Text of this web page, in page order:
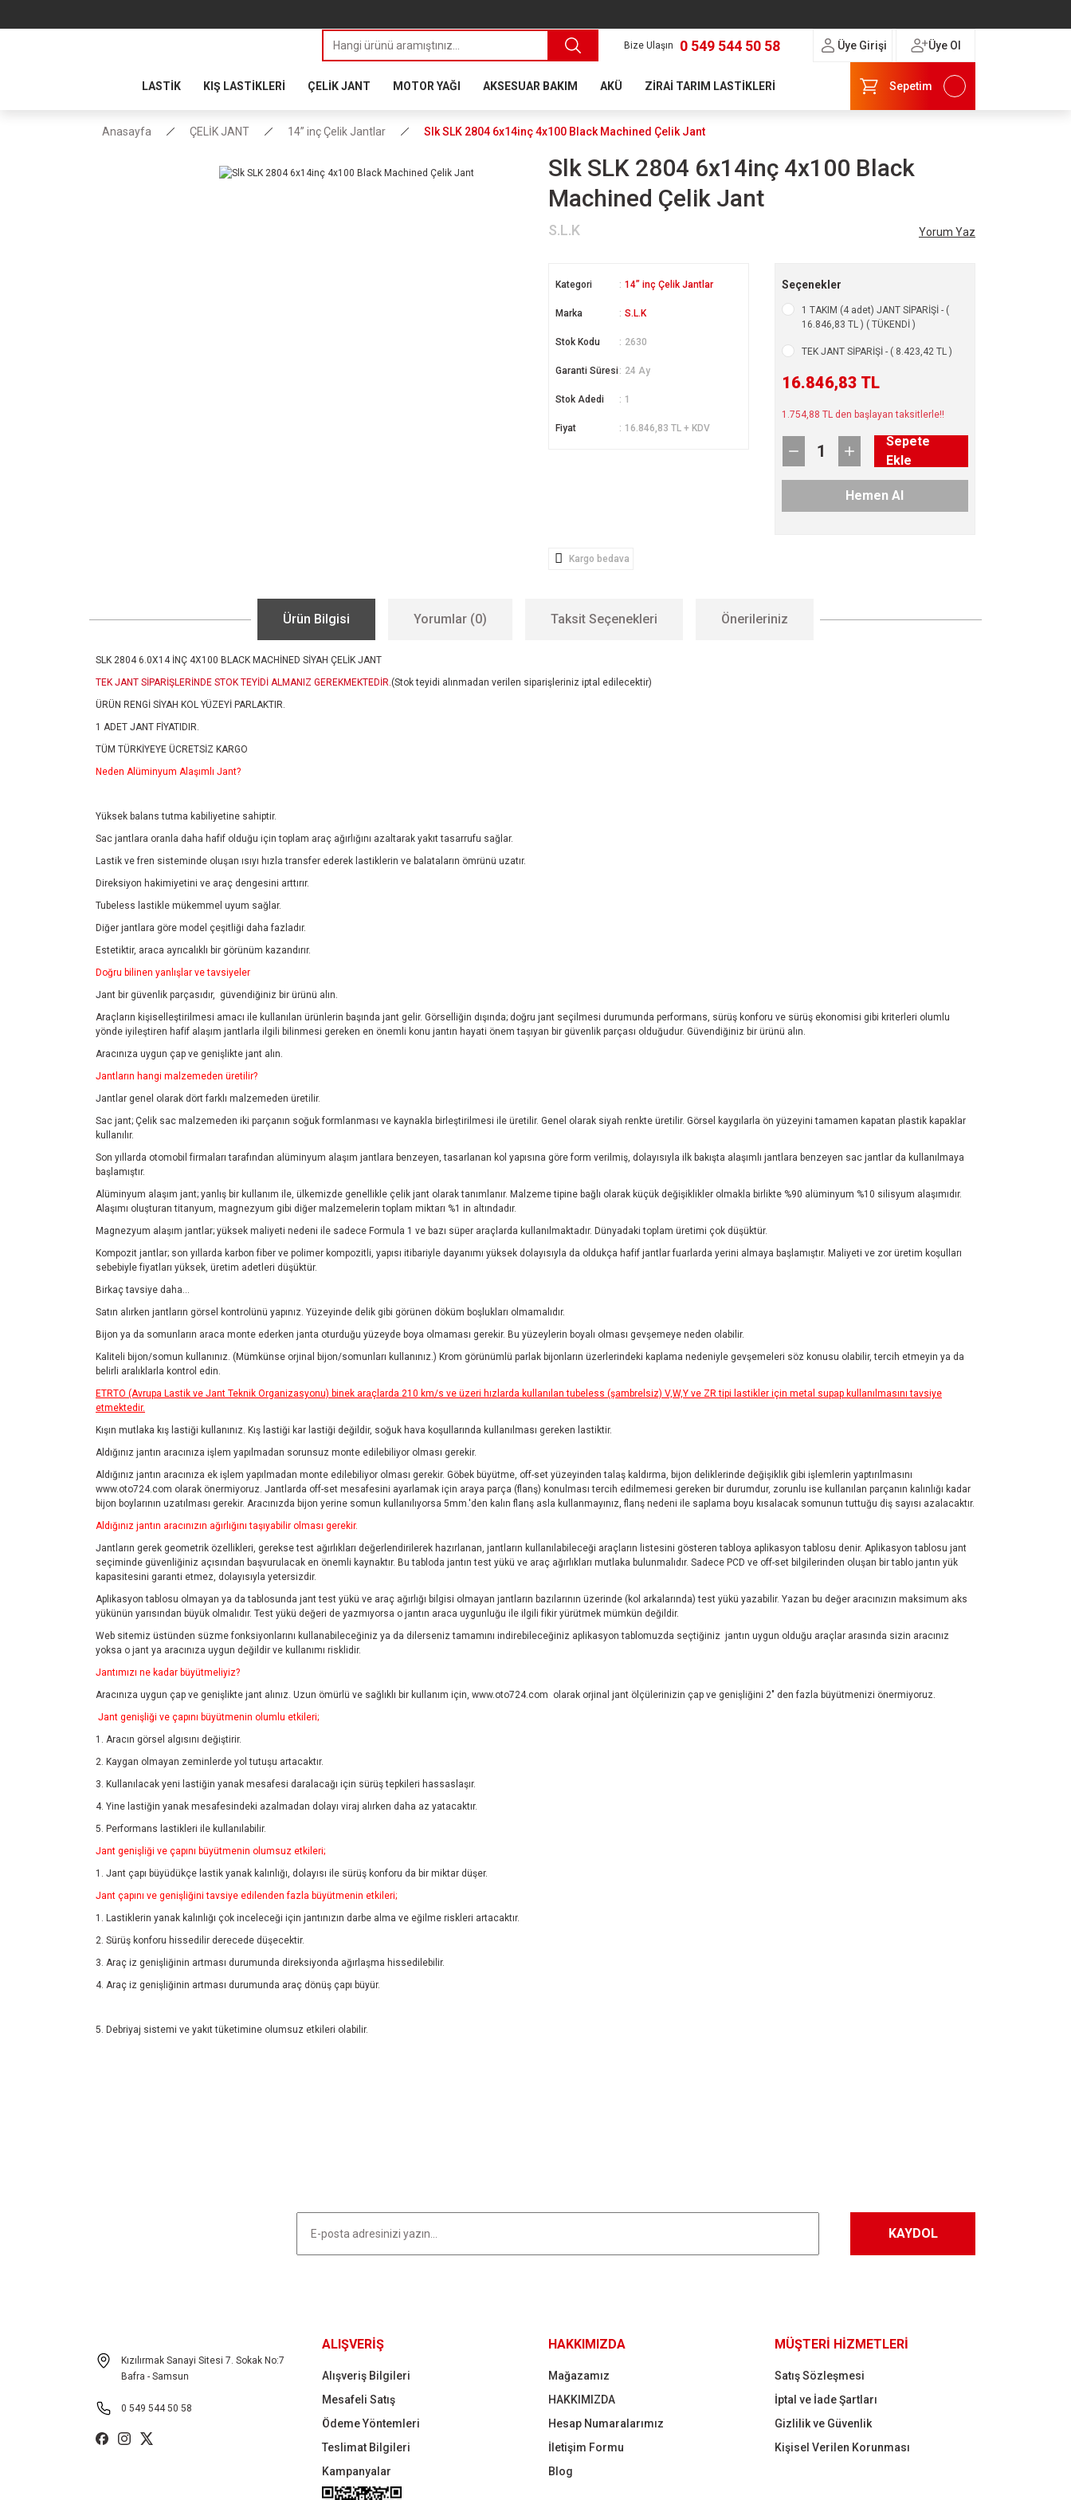
Bize Ulaşın 0 549 544 50 58 Üye Girişi Üye Ol
LASTİK KIŞ LASTİKLERİ ÇELİK JANT MOTOR YAĞI AKSESUAR BAKIM AKÜ ZİRAİ TARIM LASTİKLERİ Sepetim
Anasayfa ÇELİK JANT 14” inç Çelik Jantlar Slk SLK 2804 6x14inç 4x100 Black Machined Çelik Jant
Slk SLK 2804 6x14inç 4x100 Black
Machined Çelik Jant
S.L.K Yorum Yaz
Kategori 14” inç Çelik Jantlar
Marka S.L.K
Stok Kodu 2630
Garanti Süresi 24 Ay
Stok Adedi 1
Fiyat 16.846,83 TL + KDV
Seçenekler
1 TAKIM (4 adet) JANT SİPARİŞİ - (
16.846,83 TL ) ( TÜKENDİ )
TEK JANT SİPARİŞİ - ( 8.423,42 TL )
16.846,83 TL
1.754,88 TL den başlayan taksitlerle!!
Sepete
Ekle
Hemen Al
Kargo bedava
Ürün Bilgisi Yorumlar (0) Taksit Seçenekleri Önerileriniz
SLK 2804 6.0X14 İNÇ 4X100 BLACK MACHİNED SİYAH ÇELİK JANT
TEK JANT SİPARİŞLERİNDE STOK TEYİDİ ALMANIZ GEREKMEKTEDİR.(Stok teyidi alınmadan verilen siparişleriniz iptal edilecektir)
ÜRÜN RENGİ SİYAH KOL YÜZEYİ PARLAKTIR.
1 ADET JANT FİYATIDIR.
TÜM TÜRKİYEYE ÜCRETSİZ KARGO
Neden Alüminyum Alaşımlı Jant?
Yüksek balans tutma kabiliyetine sahiptir.
Sac jantlara oranla daha hafif olduğu için toplam araç ağırlığını azaltarak yakıt tasarrufu sağlar.
Lastik ve fren sisteminde oluşan ısıyı hızla transfer ederek lastiklerin ve balataların ömrünü uzatır.
Direksiyon hakimiyetini ve araç dengesini arttırır.
Tubeless lastikle mükemmel uyum sağlar.
Diğer jantlara göre model çeşitliği daha fazladır.
Estetiktir, araca ayrıcalıklı bir görünüm kazandırır.
Doğru bilinen yanlışlar ve tavsiyeler
Jant bir güvenlik parçasıdır, güvendiğiniz bir ürünü alın.
Araçların kişiselleştirilmesi amacı ile kullanılan ürünlerin başında jant gelir. Görselliğin dışında; doğru jant seçilmesi durumunda performans, sürüş konforu ve sürüş ekonomisi gibi kriterleri olumlu
yönde iyileştiren hafif alaşım jantlarla ilgili bilinmesi gereken en önemli konu jantın hayati önem taşıyan bir güvenlik parçası olduğudur. Güvendiğiniz bir ürünü alın.
Aracınıza uygun çap ve genişlikte jant alın.
Jantların hangi malzemeden üretilir?
Jantlar genel olarak dört farklı malzemeden üretilir.
Sac jant; Çelik sac malzemeden iki parçanın soğuk formlanması ve kaynakla birleştirilmesi ile üretilir. Genel olarak siyah renkte üretilir. Görsel kaygılarla ön yüzeyini tamamen kapatan plastik kapaklar
kullanılır.
Son yıllarda otomobil firmaları tarafından alüminyum alaşım jantlara benzeyen, tasarlanan kol yapısına göre form verilmiş, dolayısıyla ilk bakışta alaşımlı jantlara benzeyen sac jantlar da kullanılmaya
başlamıştır.
Alüminyum alaşım jant; yanlış bir kullanım ile, ülkemizde genellikle çelik jant olarak tanımlanır. Malzeme tipine bağlı olarak küçük değişiklikler olmakla birlikte %90 alüminyum %10 silisyum alaşımıdır.
Alaşımı oluşturan titanyum, magnezyum gibi diğer malzemelerin toplam miktarı %1 in altındadır.
Magnezyum alaşım jantlar; yüksek maliyeti nedeni ile sadece Formula 1 ve bazı süper araçlarda kullanılmaktadır. Dünyadaki toplam üretimi çok düşüktür.
Kompozit jantlar; son yıllarda karbon fiber ve polimer kompozitli, yapısı itibariyle dayanımı yüksek dolayısıyla da oldukça hafif jantlar fuarlarda yerini almaya başlamıştır. Maliyeti ve zor üretim koşulları
sebebiyle fiyatları yüksek, üretim adetleri düşüktür.
Birkaç tavsiye daha...
Satın alırken jantların görsel kontrolünü yapınız. Yüzeyinde delik gibi görünen döküm boşlukları olmamalıdır.
Bijon ya da somunların araca monte ederken janta oturduğu yüzeyde boya olmaması gerekir. Bu yüzeylerin boyalı olması gevşemeye neden olabilir.
Kaliteli bijon/somun kullanınız. (Mümkünse orjinal bijon/somunları kullanınız.) Krom görünümlü parlak bijonların üzerlerindeki kaplama nedeniyle gevşemeleri söz konusu olabilir, tercih etmeyin ya da
belirli aralıklarla kontrol edin.
ETRTO (Avrupa Lastik ve Jant Teknik Organizasyonu) binek araçlarda 210 km/s ve üzeri hızlarda kullanılan tubeless (şambrelsiz) V,W,Y ve ZR tipi lastikler için metal supap kullanılmasını tavsiye
etmektedir.
Kışın mutlaka kış lastiği kullanınız. Kış lastiği kar lastiği değildir, soğuk hava koşullarında kullanılması gereken lastiktir.
Aldığınız jantın aracınıza işlem yapılmadan sorunsuz monte edilebiliyor olması gerekir.
Aldığınız jantın aracınıza ek işlem yapılmadan monte edilebiliyor olması gerekir. Göbek büyütme, off-set yüzeyinden talaş kaldırma, bijon deliklerinde değişiklik gibi işlemlerin yaptırılmasını
www.oto724.com olarak önermiyoruz. Jantlarda off-set mesafesini ayarlamak için araya parça (flanş) konulması tercih edilmemesi gereken bir durumdur, zorunlu ise kullanılan parçanın kalınlığı kadar
bijon boylarının uzatılması gerekir. Aracınızda bijon yerine somun kullanılıyorsa 5mm.'den kalın flanş asla kullanmayınız, flanş nedeni ile saplama boyu kısalacak somunun tuttuğu diş sayısı azalacaktır.
Aldığınız jantın aracınızın ağırlığını taşıyabilir olması gerekir.
Jantların gerek geometrik özellikleri, gerekse test ağırlıkları değerlendirilerek hazırlanan, jantların kullanılabileceği araçların listesini gösteren tabloya aplikasyon tablosu denir. Aplikasyon tablosu jant
seçiminde güvenliğiniz açısından başvurulacak en önemli kaynaktır. Bu tabloda jantın test yükü ve araç ağırlıkları mutlaka bulunmalıdır. Sadece PCD ve off-set bilgilerinden oluşan bir tablo jantın yük
kapasitesini garanti etmez, dolayısıyla yetersizdir.
Aplikasyon tablosu olmayan ya da tablosunda jant test yükü ve araç ağırlığı bilgisi olmayan jantların bazılarının üzerinde (kol arkalarında) test yükü yazabilir. Yazan bu değer aracınızın maksimum aks
yükünün yarısından büyük olmalıdır. Test yükü değeri de yazmıyorsa o jantın araca uygunluğu ile ilgili fikir yürütmek mümkün değildir.
Web sitemiz üstünden süzme fonksiyonlarını kullanabileceğiniz ya da dilerseniz tamamını indirebileceğiniz aplikasyon tablomuzda seçtiğiniz jantın uygun olduğu araçlar arasında sizin aracınız
yoksa o jant ya aracınıza uygun değildir ve kullanımı risklidir.
Jantımızı ne kadar büyütmeliyiz?
Aracınıza uygun çap ve genişlikte jant alınız. Uzun ömürlü ve sağlıklı bir kullanım için, www.oto724.com olarak orjinal jant ölçülerinizin çap ve genişliğini 2" den fazla büyütmenizi önermiyoruz.
Jant genişliği ve çapını büyütmenin olumlu etkileri;
1. Aracın görsel algısını değiştirir.
2. Kaygan olmayan zeminlerde yol tutuşu artacaktır.
3. Kullanılacak yeni lastiğin yanak mesafesi daralacağı için sürüş tepkileri hassaslaşır.
4. Yine lastiğin yanak mesafesindeki azalmadan dolayı viraj alırken daha az yatacaktır.
5. Performans lastikleri ile kullanılabilir.
Jant genişliği ve çapını büyütmenin olumsuz etkileri;
1. Jant çapı büyüdükçe lastik yanak kalınlığı, dolayısı ile sürüş konforu da bir miktar düşer.
Jant çapını ve genişliğini tavsiye edilenden fazla büyütmenin etkileri;
1. Lastiklerin yanak kalınlığı çok inceleceği için jantınızın darbe alma ve eğilme riskleri artacaktır.
2. Sürüş konforu hissedilir derecede düşecektir.
3. Araç iz genişliğinin artması durumunda direksiyonda ağırlaşma hissedilebilir.
4. Araç iz genişliğinin artması durumunda araç dönüş çapı büyür.
5. Debriyaj sistemi ve yakıt tüketimine olumsuz etkileri olabilir.
KAYDOL
Kızılırmak Sanayi Sitesi 7. Sokak No:7
Bafra - Samsun
0 549 544 50 58
ALIŞVERİŞ
Alışveriş Bilgileri
Mesafeli Satış
Ödeme Yöntemleri
Teslimat Bilgileri
Kampanyalar
HAKKIMIZDA
Mağazamız
HAKKIMIZDA
Hesap Numaralarımız
İletişim Formu
Blog
MÜŞTERİ HİZMETLERİ
Satış Sözleşmesi
İptal ve İade Şartları
Gizlilik ve Güvenlik
Kişisel Verilen Korunması